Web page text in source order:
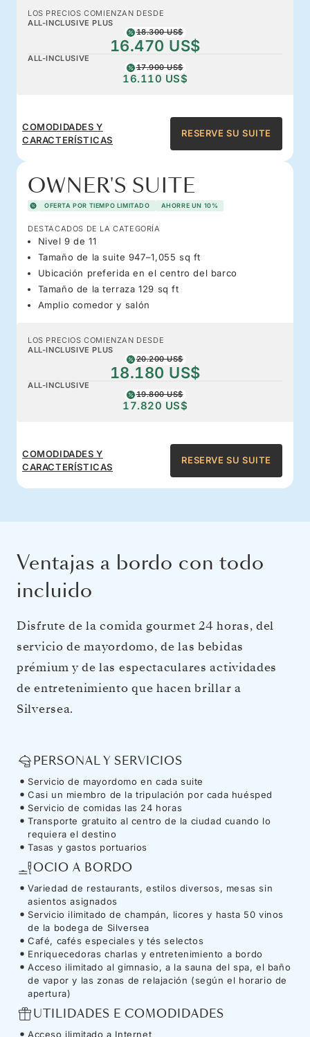
LOS PRECIOS COMIENZAN DESDE
ALL-INCLUSIVE PLUS
18.300 US$
16.470 US$
ALL-INCLUSIVE
17.900 US$
16.110 US$
COMODIDADES Y
CARACTERÍSTICAS
RESERVE SU SUITE
OWNER'S SUITE
OFERTA POR TIEMPO LIMITADO AHORRE UN 10%
DESTACADOS DE LA CATEGORÍA
Nivel 9 de 11
Tamaño de la suite 947–1,055 sq ft
Ubicación preferida en el centro del barco
Tamaño de la terraza 129 sq ft
Amplio comedor y salón
LOS PRECIOS COMIENZAN DESDE
ALL-INCLUSIVE PLUS
20.200 US$
18.180 US$
ALL-INCLUSIVE
19.800 US$
17.820 US$
COMODIDADES Y
CARACTERÍSTICAS
RESERVE SU SUITE
Ventajas a bordo con todo
incluido
Disfrute de la comida gourmet 24 horas, del
servicio de mayordomo, de las bebidas
prémium y de las espectaculares actividades
de entretenimiento que hacen brillar a
Silversea.
PERSONAL Y SERVICIOS
Servicio de mayordomo en cada suite
Casi un miembro de la tripulación por cada huésped
Servicio de comidas las 24 horas
Transporte gratuito al centro de la ciudad cuando lo
requiera el destino
Tasas y gastos portuarios
OCIO A BORDO
Variedad de restaurants, estilos diversos, mesas sin
asientos asignados
Servicio ilimitado de champán, licores y hasta 50 vinos
de la bodega de Silversea
Café, cafés especiales y tés selectos
Enriquecedoras charlas y entretenimiento a bordo
Acceso ilimitado al gimnasio, a la sauna del spa, el baño
de vapor y las zonas de relajación (según el horario de
apertura)
UTILIDADES E COMODIDADES
Acceso ilimitado a Internet